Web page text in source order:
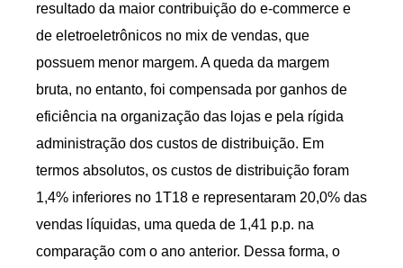
resultado da maior contribuição do e-commerce e
de eletroeletrônicos no mix de vendas, que
possuem menor margem. A queda da margem
bruta, no entanto, foi compensada por ganhos de
eficiência na organização das lojas e pela rígida
administração dos custos de distribuição. Em
termos absolutos, os custos de distribuição foram
1,4% inferiores no 1T18 e representaram 20,0% das
vendas líquidas, uma queda de 1,41 p.p. na
comparação com o ano anterior. Dessa forma, o